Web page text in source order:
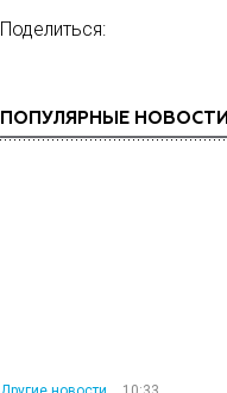
Поделиться:
ПОПУЛЯРНЫЕ НОВОСТИ